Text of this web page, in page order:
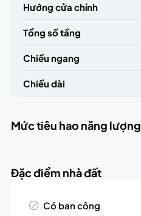
Hướng cửa chính
Tổng số tầng
Chiều ngang
Chiều dài
Mức tiêu hao năng lượng
Đặc điểm nhà đất
Có ban công